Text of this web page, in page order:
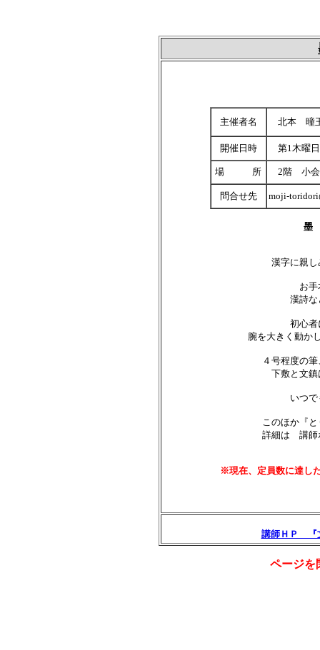
主催者名 北本 曈
開催日時 第1木
場 所 2階 小会
問合せ先 moji-
墨
漢字に親
お
漢詩
初心者
腕を大きく動か
４号程度の
下敷と文
いつ
このほか『
詳細は 講師
※現在、定員数に達し
講師ＨＰ 『
ページを